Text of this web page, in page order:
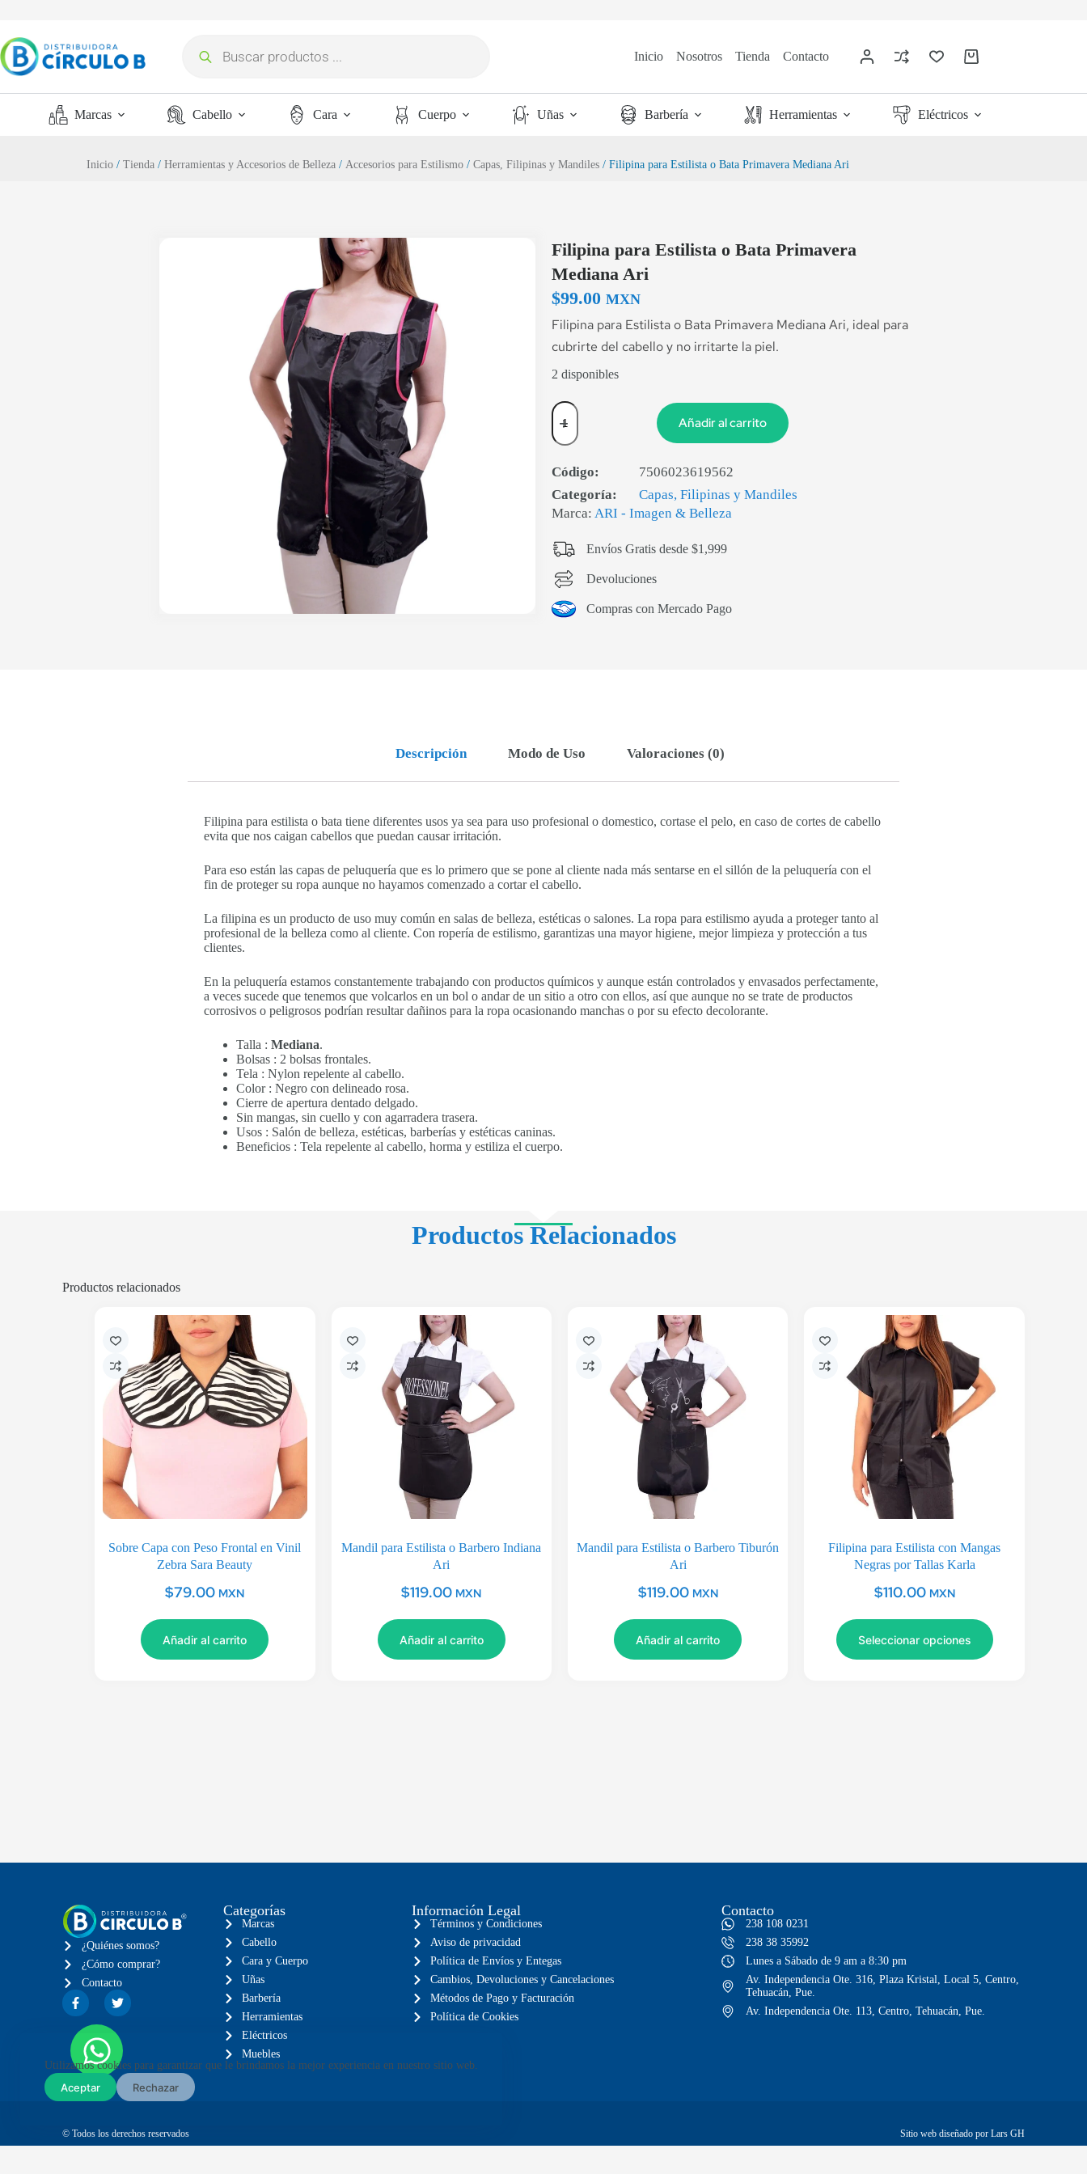
Utilizamos cookies para garantizar que le brindamos la mejor experiencia en nuestro sitio web.
Aceptar Rechazar
Inicio Nosotros Tienda Contacto
Marcas Cabello Cara Cuerpo Uñas Barbería Herramientas Eléctricos
Inicio /Tienda /Herramientas y Accesorios de Belleza /Accesorios para Estilismo /Capas, Filipinas y Mandiles / Filipina para Estilista o Bata Primavera Mediana Ari
Filipina para Estilista o Bata Primavera
Mediana Ari
$99.00 MXN
Filipina para Estilista o Bata Primavera Mediana Ari, ideal para
cubrirte del cabello y no irritarte la piel.
2 disponibles
Añadir al carrito
Código:
7506023619562
Categoría:
Capas, Filipinas y Mandiles
Marca: ARI - Imagen & Belleza
Envíos Gratis desde $1,999
Devoluciones
Compras con Mercado Pago
Descripción Modo de Uso Valoraciones (0)
Filipina para estilista o bata tiene diferentes usos ya sea para uso profesional o domestico, cortase el pelo, en caso de cortes de cabello
evita que nos caigan cabellos que puedan causar irritación.
Para eso están las capas de peluquería que es lo primero que se pone al cliente nada más sentarse en el sillón de la peluquería con el
fin de proteger su ropa aunque no hayamos comenzado a cortar el cabello.
La filipina es un producto de uso muy común en salas de belleza, estéticas o salones. La ropa para estilismo ayuda a proteger tanto al
profesional de la belleza como al cliente. Con ropería de estilismo, garantizas una mayor higiene, mejor limpieza y protección a tus
clientes.
En la peluquería estamos constantemente trabajando con productos químicos y aunque están controlados y envasados perfectamente,
a veces sucede que tenemos que volcarlos en un bol o andar de un sitio a otro con ellos, así que aunque no se trate de productos
corrosivos o peligrosos podrían resultar dañinos para la ropa ocasionando manchas o por su efecto decolorante.
Talla : Mediana.
Bolsas : 2 bolsas frontales.
Tela : Nylon repelente al cabello.
Color : Negro con delineado rosa.
Cierre de apertura dentado delgado.
Sin mangas, sin cuello y con agarradera trasera.
Usos : Salón de belleza, estéticas, barberías y estéticas caninas.
Beneficios : Tela repelente al cabello, horma y estiliza el cuerpo.
Productos Relacionados
Productos relacionados
Sobre Capa con Peso Frontal en Vinil
Zebra Sara Beauty
$79.00 MXN
Añadir al carrito
Mandil para Estilista o Barbero Indiana
Ari
$119.00 MXN
Añadir al carrito
Mandil para Estilista o Barbero Tiburón
Ari
$119.00 MXN
Añadir al carrito
Filipina para Estilista con Mangas
Negras por Tallas Karla
$110.00 MXN
Seleccionar opciones
¿Quiénes somos?
¿Cómo comprar?
Contacto
Categorías
Marcas
Cabello
Cara y Cuerpo
Uñas
Barbería
Herramientas
Eléctricos
Muebles
Información Legal
Términos y Condiciones
Aviso de privacidad
Política de Envíos y Entegas
Cambios, Devoluciones y Cancelaciones
Métodos de Pago y Facturación
Política de Cookies
Contacto
238 108 0231
238 38 35992
Lunes a Sábado de 9 am a 8:30 pm
Av. Independencia Ote. 316, Plaza Kristal, Local 5, Centro,
Tehuacán, Pue.
Av. Independencia Ote. 113, Centro, Tehuacán, Pue.
© Todos los derechos reservados Sitio web diseñado por Lars GH